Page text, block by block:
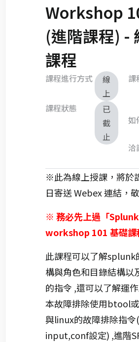
Workshop
(進階課程) -
課程
課程進行方式
線
上
課程狀態
已
截
止
課
如
洽
※此為線上授課，將於
日寄送 Webex 連結，
※ 務必先上過「Splunk
workshop 101 基礎課
此課程可以了解splunk
構與角色和目錄結構以
的指令 ,還可以了解運
本故障排除使用btool
與linux的故障排除指令
input,conf設定) ,進階